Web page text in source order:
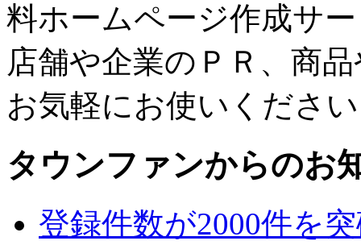
料ホームページ作成サ
店舗や企業のＰＲ、商
お気軽にお使いくださ
タウンファンからのお
登録件数が2000件を